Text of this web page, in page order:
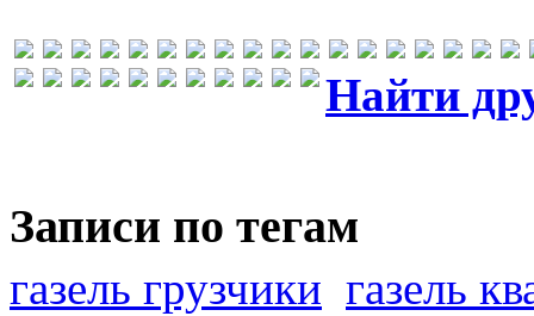
Найти
Записи по тегам
газель грузчики газель